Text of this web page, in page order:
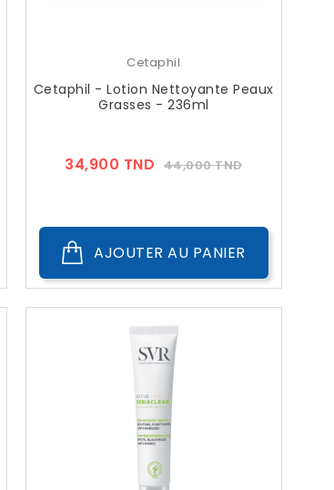
Cetaphil
Cetaphil - Lotion Nettoyante Peaux
Grasses - 236ml
34,900 TND Prix
44,000 TNDPrix
AJOUTER AU PANIER